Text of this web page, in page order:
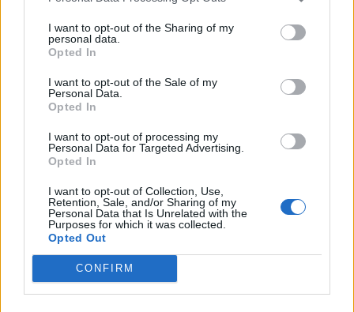
I want to opt-out of the Sharing of my
personal data.
Opted In
I want to opt-out of the Sale of my
Personal Data.
Opted In
I want to opt-out of processing my
Personal Data for Targeted Advertising.
Opted In
I want to opt-out of Collection, Use,
Retention, Sale, and/or Sharing of my
Personal Data that Is Unrelated with the
Purposes for which it was collected.
Opted Out
CONFIRM